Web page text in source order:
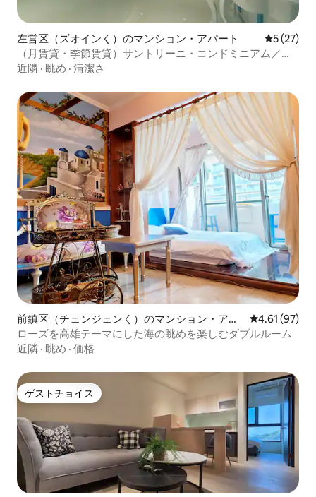
左営区（ズオインく）のマンション・アパート レビュー
5 (27)
（月賃貸・季節賃貸）サントリーニ・コンドミニアム／
HSR／MRT／TRA／Wi-Fi 400Mbps
近隣 · 眺め · 清潔さ
前鎮区（チェンジェンく）のマンション・アパ
ート
レビュー97
4.61 (97)
ローズを高雄テーマにした海の眺めを楽しむダブルルーム
近隣 · 眺め · 価格
ゲストチョイス
ゲストチョイス